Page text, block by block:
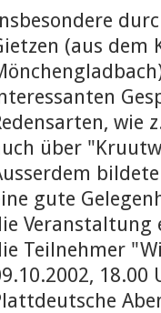
(aus dem
wie
über
gute
Veranstaltung
Teilnehmer